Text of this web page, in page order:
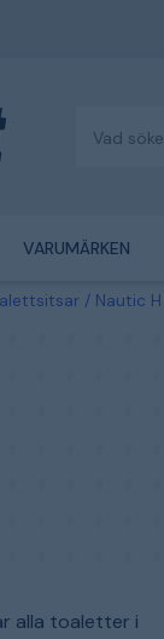
VARUMÄRKEN
Nautic
alla toaletter i